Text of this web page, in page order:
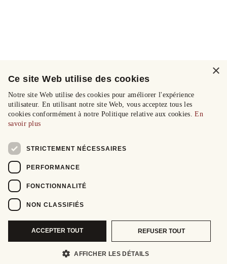
×
Ce site Web utilise des cookies
Notre site Web utilise des cookies pour améliorer l'expérience
utilisateur. En utilisant notre site Web, vous acceptez tous les
cookies conformément à notre Politique relative aux cookies.En
savoir plus
STRICTEMENT NÉCESSAIRES
PERFORMANCE
FONCTIONNALITÉ
NON CLASSIFIÉS
ACCEPTER TOUT REFUSER TOUT
AFFICHER LES DÉTAILS